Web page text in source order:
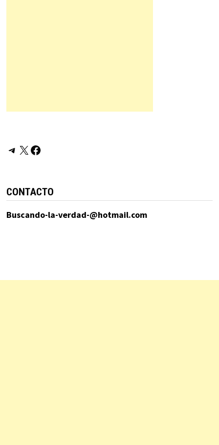
Telegram
X Facebook
CONTACTO
Buscando-la-verdad-@hotmail.com